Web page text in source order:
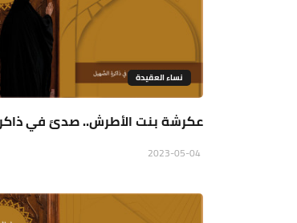
نساء العقيدة
عكرشة بنت الأطرش.. صدىً في